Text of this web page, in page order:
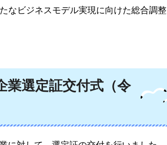
なビジネスモデル実現に向けた総合調整
業選定証交付式（令